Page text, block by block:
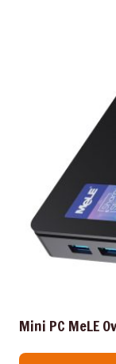
Mini PC MeLE